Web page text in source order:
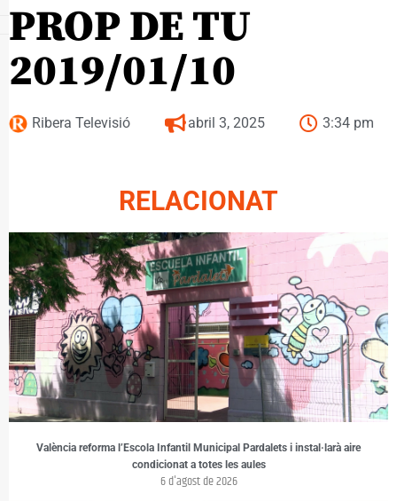
PROP DE TU
2019/01/10
Ribera Televisió abril 3, 2025 3:34 pm
RELACIONAT
València reforma l’Escola Infantil Municipal Pardalets i instal·larà aire
condicionat a totes les aules
6 d'agost de 2026